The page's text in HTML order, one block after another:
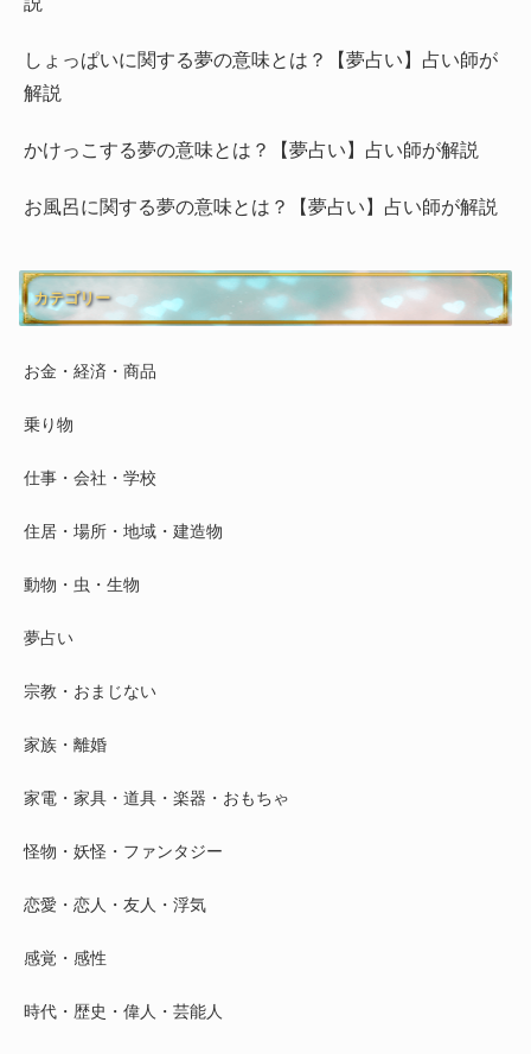
しょっぱいに関する夢の意味とは？【夢占い】占い師が
解説
かけっこする夢の意味とは？【夢占い】占い師が解説
お風呂に関する夢の意味とは？【夢占い】占い師が解説
カテゴリー
お金・経済・商品
乗り物
仕事・会社・学校
住居・場所・地域・建造物
動物・虫・生物
夢占い
宗教・おまじない
家族・離婚
家電・家具・道具・楽器・おもちゃ
怪物・妖怪・ファンタジー
恋愛・恋人・友人・浮気
感覚・感性
時代・歴史・偉人・芸能人